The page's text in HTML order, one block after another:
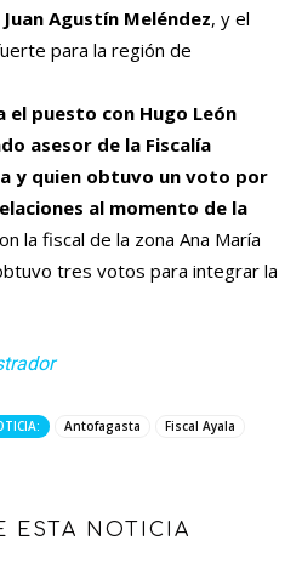
Agustín Meléndez, y el
para la región de
puesto con Hugo León
asesor de la Fiscalía
y quien obtuvo un voto por
al momento de la
la fiscal de la zona Ana María
tres votos para integrar la
Antofagasta Fiscal Ayala
ESTA NOTICIA